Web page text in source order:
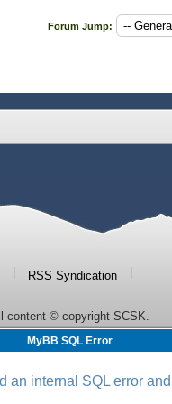
Forum Jump:
RSS Syndication
content © copyright SCSK.
MyBB SQL Error
an internal SQL error